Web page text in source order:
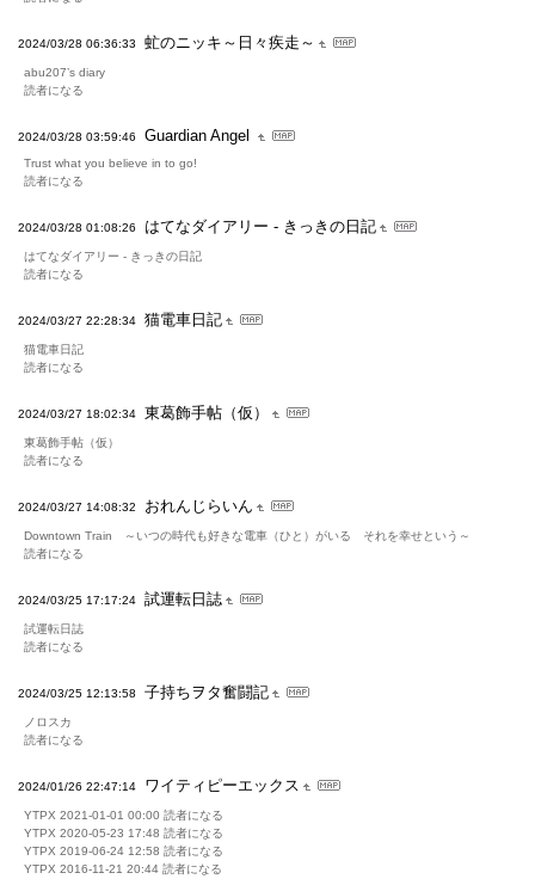
2024/03/28 06:36:33 虻のニッキ～日々疾走～
abu207’s diary
読者になる
2024/03/28 03:59:46 Guardian Angel
Trust what you believe in to go!
読者になる
2024/03/28 01:08:26 はてなダイアリー - きっきの日記
はてなダイアリー - きっきの日記
読者になる
2024/03/27 22:28:34 猫電車日記
猫電車日記
読者になる
2024/03/27 18:02:34 東葛飾手帖（仮）
東葛飾手帖（仮）
読者になる
2024/03/27 14:08:32 おれんじらいん
Downtown Train ～いつの時代も好きな電車（ひと）がいる それを幸せという～
読者になる
2024/03/25 17:17:24 試運転日誌
試運転日誌
読者になる
2024/03/25 12:13:58 子持ちヲタ奮闘記
ノロスカ
読者になる
2024/01/26 22:47:14 ワイティピーエックス
YTPX 2021-01-01 00:00 読者になる
YTPX 2020-05-23 17:48 読者になる
YTPX 2019-06-24 12:58 読者になる
YTPX 2016-11-21 20:44 読者になる